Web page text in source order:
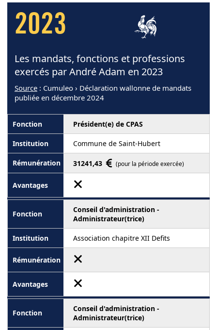
2023
Les mandats, fonctions et professions
exercés par André Adam en 2023
Source : Cumuleo › Déclaration wallonne de mandats
publiée en décembre 2024
Président(e) de CPAS
Commune de Saint-Hubert
31241,43 (pour la période exercée)
Conseil d'administration -
Administrateur(trice)
Association chapitre XII Defits
Conseil d'administration -
Administrateur(trice)